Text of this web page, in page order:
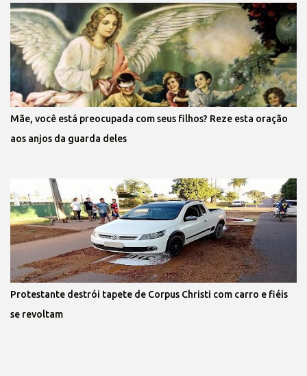
Mãe, você está preocupada com seus filhos? Reze esta oração
aos anjos da guarda deles
Protestante destrói tapete de Corpus Christi com carro e fiéis
se revoltam